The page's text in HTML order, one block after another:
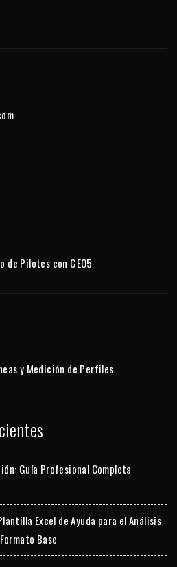
de Pilotes con GEO5
y Medición de Perfiles
Guía Profesional Completa
Excel de Ayuda para el Análisis
Base